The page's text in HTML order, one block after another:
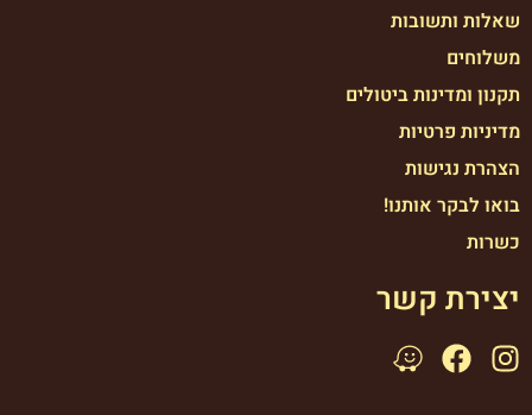
שאלות ותשובות
משלוחים
תקנון ומדינות ביטולים
מדיניות פרטיות
הצהרת נגישות
בואו לבקר אותנו!
כשרות
יצירת קשר